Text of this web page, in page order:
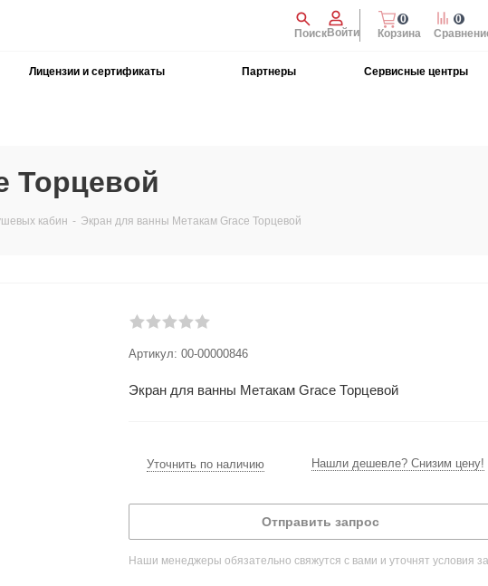
ПоискВойти
0
Корзина
0
Лицензии и сертификаты Партнеры Сервисные центры
Торцевой
кабин - Экран для ванны Метакам Grace Торцевой
Артикул: 00-00000846
Экран для ванны Метакам Grace Торцевой
Уточнить по наличию Нашли дешевле? Снизим цену!
Отправить запрос
Наши менеджеры обязательно свяжутся с вами и уточнят условия